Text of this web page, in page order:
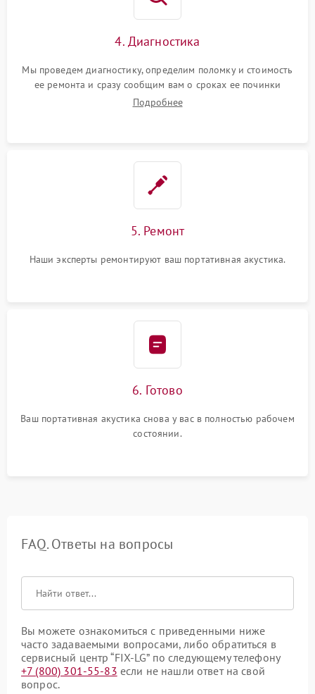
4. Диагностика
Мы проведем диагностику, определим поломку и стоимость
ее ремонта и сразу сообщим вам о сроках ее починки
Подробнее
5. Ремонт
Наши эксперты ремонтируют ваш портативная акустика.
6. Готово
Ваш портативная акустика снова у вас в полностью рабочем
состоянии.
FAQ. Ответы на вопросы
Вы можете ознакомиться с приведенными ниже
часто задаваемыми вопросами, либо обратиться в
сервисный центр “FIX-LG” по следующему телефону
+7 (800) 301-55-83 если не нашли ответ на свой
вопрос.